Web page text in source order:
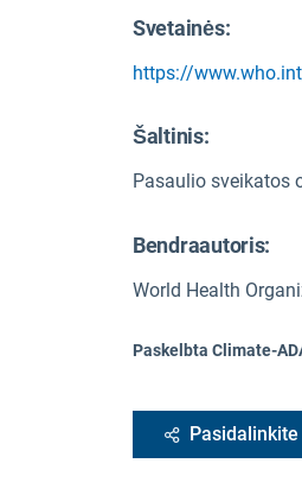
Svetainės:
https://
Šaltinis:
Pasaulio sveikatos
Bendraautoris:
World Health
Paskelbta Climate-